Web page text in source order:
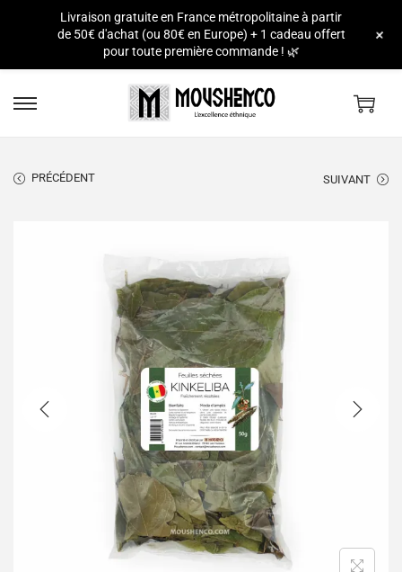
PRÉCÉDENT SUIVANT
Livraison gratuite en France métropolitaine à partir
de 50€ d'achat (ou 80€ en Europe) + 1 cadeau offert
pour toute première commande ! 🌿
+